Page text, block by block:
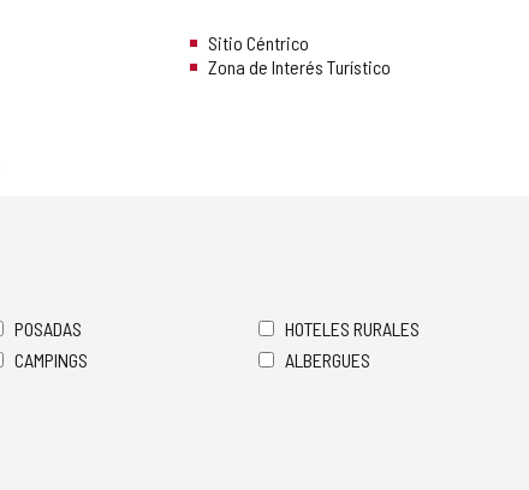
Sitio Céntrico
Zona de Interés Turístico
POSADAS
HOTELES RURALES
CAMPINGS
ALBERGUES